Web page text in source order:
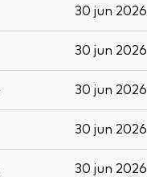
30 jun 2026
30 jun 2026
30 jun 2026
30 jun 2026
30 jun 2026